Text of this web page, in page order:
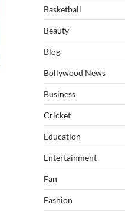
Basketball
Beauty
Blog
Bollywood News
Business
Cricket
Education
Entertainment
Fan
Fashion